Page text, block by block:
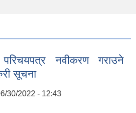
परिचयपत्र नवीकरण गराउने
सूचना
30/2022 - 12:43